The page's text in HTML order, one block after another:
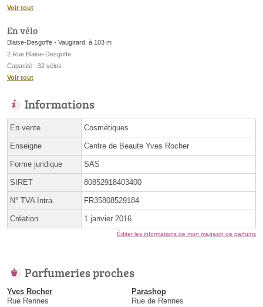
Voir tout
En vélo
Blaise-Desgoffe - Vaugirard, à 103 m
2 Rue Blaise-Desgoffe
Capacité : 32 vélos
Voir tout
Informations
En vente Cosmétiques
Enseigne Centre de Beaute Yves Rocher
Forme juridique SAS
SIRET 80852918403400
N° TVA Intra. FR35808529184
Création 1 janvier 2016
Éditer les informations de mon magasin de parfums
Parfumeries proches
Yves Rocher
Rue Rennes
Parashop
Rue de Rennes